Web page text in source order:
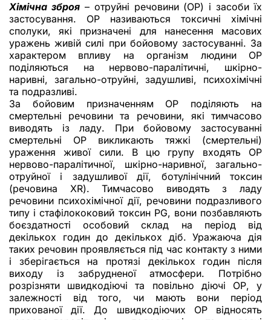
Хімічна зброя– отруйні речовини (ОР) і засоби їх
застосування. ОР називаються токсичні хімічні
сполуки, які призначені для нанесення масових
уражень живій силі при бойовому застосуванні. За
характером впливу на організм людини ОР
поділяються на нервово-паралітичні, шкірно-
наривні, загально-отруйні, задушливі, психохімічні
та подразливі.
За бойовим призначенням ОР поділяють на
смертельні речовини та речовини, які тимчасово
виводять із ладу. При бойовому застосуванні
смертельні ОР викликають тяжкі (смертельні)
ураження живої сили. В цю групу входять ОР
нервово-паралітичної, шкірно-наривної, загально-
отруйної і задушливої дії, ботулінічний токсин
(речовина XR). Тимчасово виводять з ладу
речовини психохімічної дії, речовини подразливого
типу і стафілококовий токсин PG, вони позбавляють
боєздатності особовий склад на період від
декількох годин до декількох діб. Уражаюча дія
таких речовин проявляється під час контакту з ними
і зберігається на протязі декількох годин після
виходу із забрудненої атмосфери. Потрібно
розрізняти швидкодіючі та повільно діючі ОР, у
залежності від того, чи мають вони період
прихованої дії. До швидкодіючих ОР відносять